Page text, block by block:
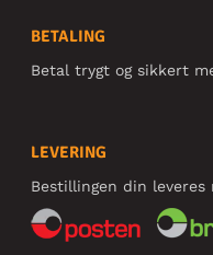
BETALING
Betal trygt og sikkert
LEVERING
Bestillingen din